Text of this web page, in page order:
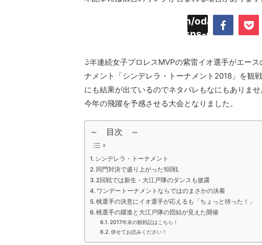
"Twitter"
/home/daimyoojin/odaiji.com/
content/plugins/sns-count-
3年連続女子プロレスMVPの紫雷イオ選手がエース
ナメント「シンデレラ・トーナメント2018」を観
にも結果が出ているのでネタバレもなにもありま
今年の飛躍を予感させる大会となりました。
～ 目次 ～
シンデレラ・トーナメント
同門対決で盛り上がった1回戦
2回戦では新生・大江戸隊のダンスも披露
ワンデートーナメントならではのまさかの決着
桃選手の決意にイオ選手が応えるも「ちょっと待った！」
桃選手の躍進と大江戸隊の団結が見えた開催
2017年末の観戦記はこちら！
併せてお読みください！